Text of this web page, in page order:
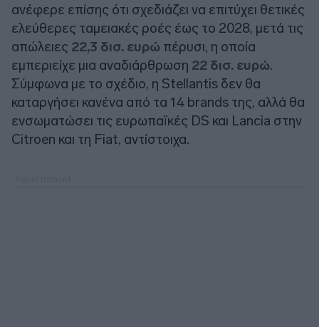
ανέφερε επίσης ότι σχεδιάζει να επιτύχει θετικές
ελεύθερες ταμειακές ροές έως το 2028, μετά τις
απώλειες 22,3 δισ. ευρώ πέρυσι, η οποία
εμπεριείχε μια αναδιάρθρωση 22 δισ. ευρώ.
Σύμφωνα με το σχέδιο, η Stellantis δεν θα
καταργήσει κανένα από τα 14 brands της, αλλά θα
ενσωματώσει τις ευρωπαϊκές DS και Lancia στην
Citroen και τη Fiat, αντίστοιχα.